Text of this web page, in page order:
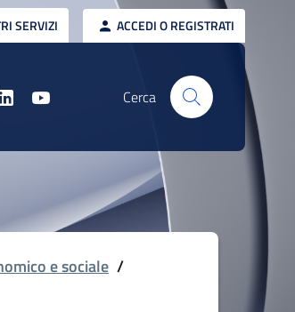
SERVIZI ACCEDI O REGISTRATI
Cerca
e sociale /